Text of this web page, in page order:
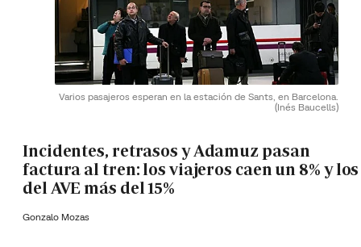
Varios pasajeros esperan en la estación de Sants, en Barcelona.
(Inés Baucells)
Incidentes, retrasos y Adamuz pasan
factura al tren: los viajeros caen un 8% y los
del AVE más del 15%
Gonzalo Mozas